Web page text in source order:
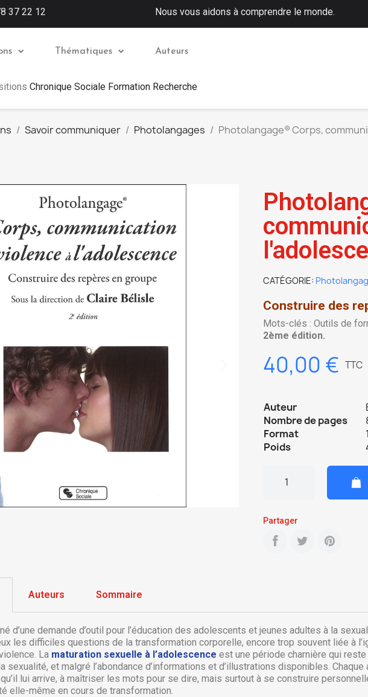
37 22 12 Nous vous aidons à comprendre le monde.
Thématiques Auteurs
Chronique Sociale Formation Recherche
Savoir communiquer Photolangages Photolangage® Corps,
CATÉGORIE
Construire des
Mots-clés : Outils de
2ème édition.
40,00 € TTC
Auteur
Nombre de pages
Format
Poids
Partager
Auteurs Sommaire
d’une demande d’outil pour l’éducation des adolescents et jeunes adultes à la
les difficiles questions de la transformation corporelle, encore trop souvent liée à
La maturation sexuelle à l’adolescence est une période charnière qui
sexualité, et malgré l’abondance d’informations et d’illustrations disponibles.
lui arrive, à maîtriser les mots pour se dire, mais surtout à se construire
elle-même en cours de transformation.